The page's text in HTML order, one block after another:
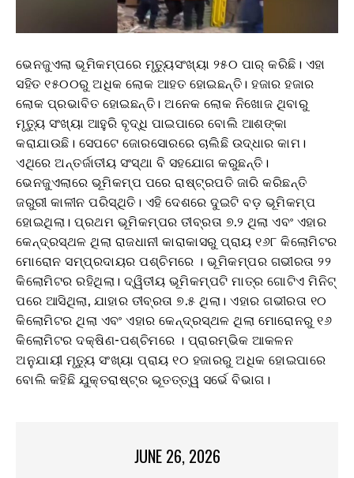
ଭେନଜୁଏଲା ଭୂମିକମ୍ପରେ ମୃତ୍ୟୁସଂଖ୍ୟା ୨୫୦ ପାର୍ କରିଛି। ଏହା
ସହିତ ୧୫୦୦ରୁ ଅଧିକ ଲୋକ ଆହତ ହୋଇଛନ୍ତି। ହଜାର ହଜାର
ଲୋକ ପ୍ରଭାବିତ ହୋଇଛନ୍ତି। ଅନେକ ଲୋକ ନିଖୋଜ ଥିବାରୁ
ମୃତ୍ୟୁ ସଂଖ୍ୟା ଆହୁରି ବୃଦ୍ଧି ପାଇପାରେ ବୋଲି ଆଶଙ୍କା
କରାଯାଉଛି। ସେପଟେ ଜୋରସୋରରେ ଚାଲିଛି ଉଦ୍ଧାର କାମ।
ଏଥିରେ ଅନ୍ତର୍ଜାତୀୟ ସଂସ୍ଥା ବି ସହଯୋଗ କରୁଛନ୍ତି।
ଭେନଜୁଏଲାରେ ଭୂମିକମ୍ପ ପରେ ରାଷ୍ଟ୍ରପତି ଜାରି କରିଛନ୍ତି
ଜରୁରୀ କାଳୀନ ପରିସ୍ଥିତି। ଏହି ଦେଶରେ ଦୁଇଟି ବଡ଼ ଭୂମିକମ୍ପ
ହୋଇଥିଲା। ପ୍ରଥମ ଭୂମିକମ୍ପର ତୀବ୍ରତା ୭.୨ ଥିଲା ଏବଂ ଏହାର
କେନ୍ଦ୍ରସ୍ଥଳ ଥିଲା ରାଜଧାନୀ କାରାକାସରୁ ପ୍ରାୟ ୧୬୮ କିଲୋମିଟର
ମୋରୋନ ସମ୍ପ୍ରଦାୟର ପଶ୍ଚିମରେ । ଭୂମିକମ୍ପର ଗଭୀରତା ୨୨
କିଲୋମିଟର ରହିଥିଲା। ଦ୍ୱିତୀୟ ଭୂମିକମ୍ପଟି ମାତ୍ର ଗୋଟିଏ ମିନିଟ୍
ପରେ ଆସିଥିଲା, ଯାହାର ତୀବ୍ରତା ୭.୫ ଥିଲା। ଏହାର ଗଭୀରତା ୧୦
କିଲୋମିଟର ଥିଲା ଏବଂ ଏହାର କେନ୍ଦ୍ରସ୍ଥଳ ଥିଲା ମୋରୋନରୁ ୧୬
କିଲୋମିଟର ଦକ୍ଷିଣ-ପଶ୍ଚିମରେ । ପ୍ରାରମ୍ଭିକ ଆକଳନ
ଅନୁଯାୟୀ ମୃତ୍ୟୁ ସଂଖ୍ୟା ପ୍ରାୟ ୧୦ ହଜାରରୁ ଅଧିକ ହୋଇପାରେ
ବୋଲି କହିଛି ଯୁକ୍ତରାଷ୍ଟ୍ର ଭୂତତ୍ତ୍ୱ ସର୍ଭେ ବିଭାଗ।
JUNE 26, 2026